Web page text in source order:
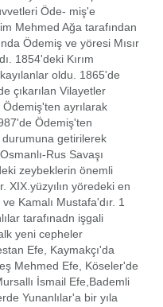
Öde- miş'e
Mehmed Ağa tarafından
Ödemiş ve yöresi Mısır
1854'deki Kırım
oldu. 1865'de
çıkarılan Vilayetler
ayrılarak
Ödemiş'ten
getirilerek
Rus Savaşı
zeybeklerin önemli
XIX.yüzyılın yöredeki en
Kamalı Mustafa'dır. 1
tarafınadn işgali
yeni cepheler
Efe, Kaymakçı'da
Mehmed Efe, Köseler'de
İsmail Efe,Bademli
Yunanlılar'a bir yıla